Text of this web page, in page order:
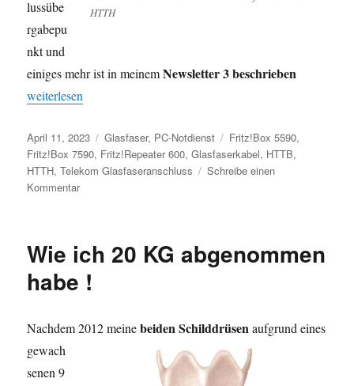
HTTH
lussübe
rgabepu
nkt und
einiges mehr ist in meinemNewsletter 3 beschrieben
„Newsletter 3 – Glasfaseranschluss – Glasfaserrouter“
weiterlesen
Veröffentlicht
am
April 11, 2023 Kategorien
Glasfaser, PC-Notdienst Schlagwörter
Fritz!Box 5590,
Fritz!Box 7590, Fritz!Repeater 600,Glasfaserkabel, HTTB,
HTTH,Telekom Glasfaseranschluss
Schreibe einen
Kommentarzu
Glasfaseranschluss
Glasfaserrouter
Wie ich 20 KG abgenommen
habe !
Nachdem 2012 meinebeiden Schilddrüsenaufgrund eines
gewach
senen 9